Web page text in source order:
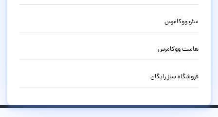
سئو ووکامرس
هاست ووکامرس
فروشگاه ساز رایگان